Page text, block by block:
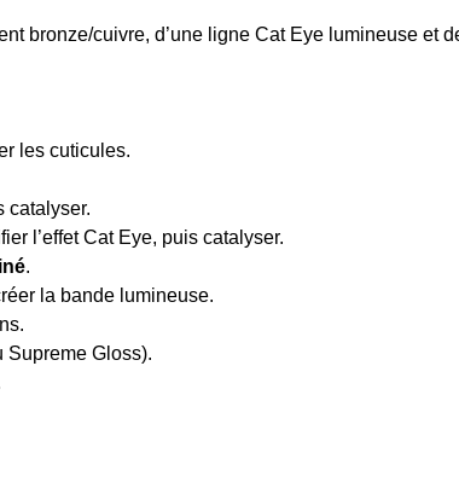
bronze/cuivre, d’une ligne Cat Eye lumineuse et
les cuticules.
catalyser.
l’effet Cat Eye, puis catalyser.
.
la bande lumineuse.
Supreme Gloss).